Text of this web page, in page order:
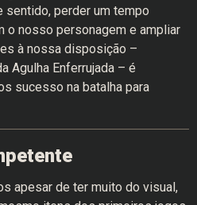
perder um tempo
o nosso personagem e ampliar
à nossa disposição –
Agulha Enferrujada – é
sucesso na batalha para
apesar de ter muito do visual,